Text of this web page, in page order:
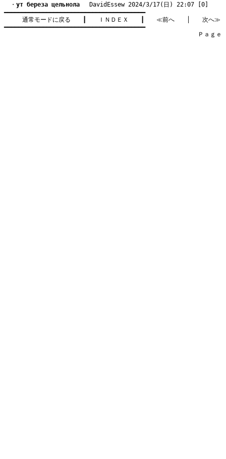
・ yт береза цельнола DavidEssew 2024/3/17(日) 22:07 [0]
━━━━━━━━━━━━━━━━━━━━━━━━━━━━━━━━━━━━━━━━
通常モードに戻る
ＩＮＤＥＸ ≪前へ
次へ≫
━━━━━━━━━━━━━━━━━━━━━━━━━━━━━━━━━━━━━━━━
Ｐａｇｅ